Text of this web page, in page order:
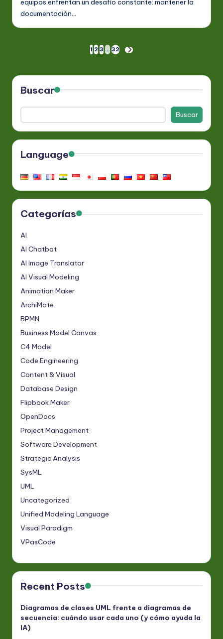
documentación…
Paginación
de
entradas
1 2 3 … 32
SIGUIENTE
Buscar
Buscar
Language
Categorías
AI
AI Chatbot
AI Image Translator
AI Visual Modeling
Animation Maker
ArchiMate
BPMN
Business Model Canvas
C4 Model
Code Engineering
Content & Visual
Database Design
Flipbook Maker
OpenDocs
Project Management
Software Development
Strategic Analysis
SysML
UML
Uncategorized
Unified Modeling Language
Visual Paradigm
VPasCode
Recent Posts
Diagramas de clases UML frente a diagramas de
secuencia: cuándo usar cada uno (y cómo ayuda la
IA)